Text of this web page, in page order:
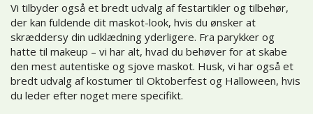
Vi tilbyder også et bredt udvalg af festartikler og tilbehør,
der kan fuldende dit maskot-look, hvis du ønsker at
skræddersy din udklædning yderligere. Fra parykker og
hatte til makeup – vi har alt, hvad du behøver for at skabe
den mest autentiske og sjove maskot. Husk, vi har også et
bredt udvalg af kostumer til Oktoberfest og Halloween, hvis
du leder efter noget mere specifikt.